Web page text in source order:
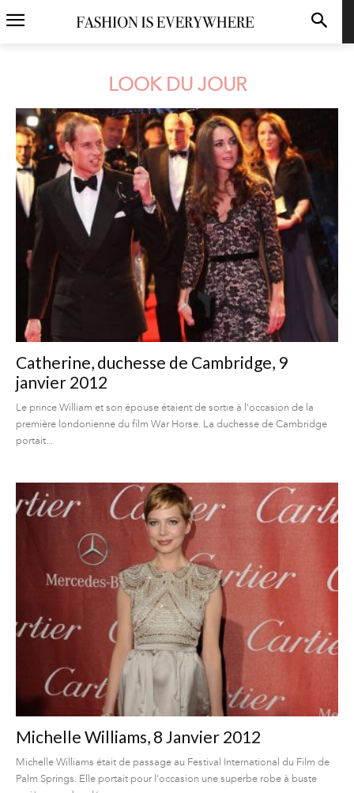
LOOK DU JOUR
Catherine, duchesse de Cambridge, 9
janvier 2012
Le prince William et son épouse étaient de sortie à l'occasion de la
première londonienne du film War Horse. La duchesse de Cambridge
portait...
Michelle Williams, 8 Janvier 2012
Michelle Williams était de passage au Festival International du Film de
Palm Springs. Elle portait pour l'occasion une superbe robe à buste